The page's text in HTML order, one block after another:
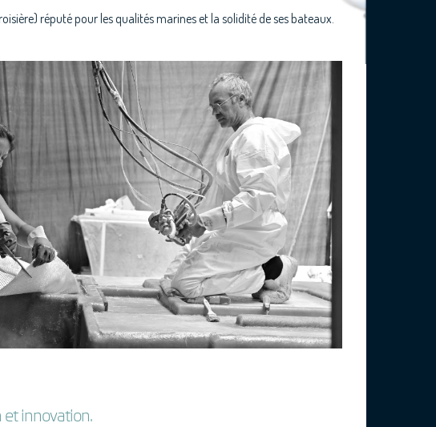
réputé pour les qualités marines et la solidité de ses bateaux.
et innovation.